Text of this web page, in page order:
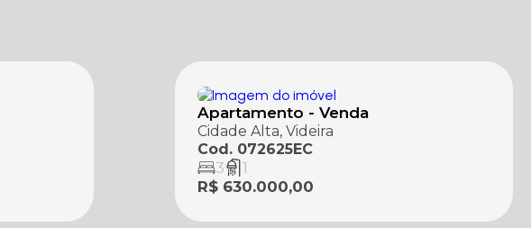
Apartamento - Venda
Cidade Alta, Videira
Cod. 072625EC
3
1
R$ 630.000,00